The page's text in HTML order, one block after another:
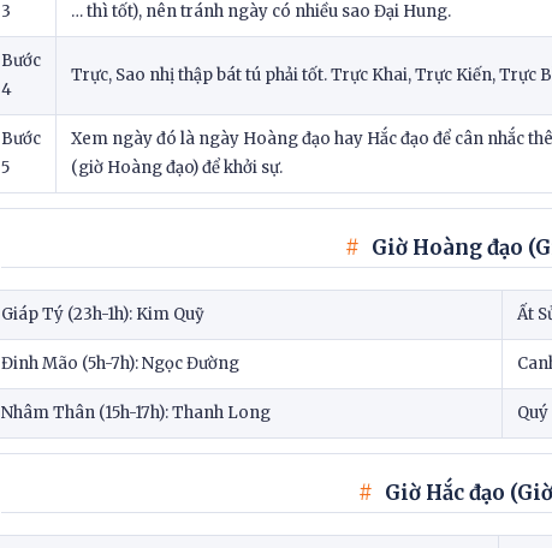
3
… thì tốt), nên tránh ngày có nhiều sao Đại Hung.
Bước
4
Trực, Sao nhị thập bát tú phải tốt. Trực Khai, Trực Kiến, Trực
Bước
5
Xem ngày đó là ngày Hoàng đạo hay Hắc đạo để cân nhắc
(giờ Hoàng đạo) để khởi sự.
Giờ Hoàng đạo
Giáp Tý (23h-1h): Kim Quỹ Ất
Đinh Mão (5h-7h): Ngọc Đường
Nhâm Thân (15h-17h): Thanh Long
Giờ Hắc đạo